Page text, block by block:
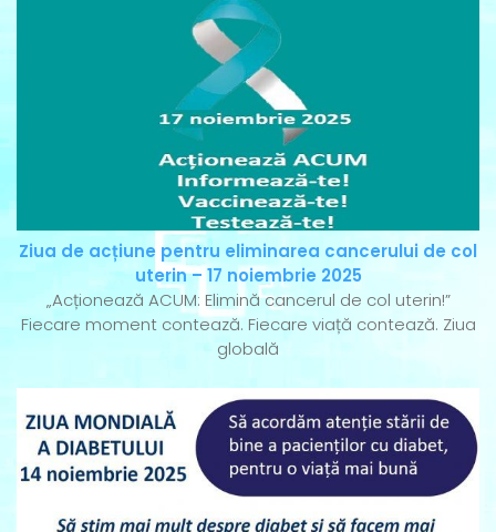
Ziua de acțiune pentru eliminarea cancerului de col
uterin – 17 noiembrie 2025
„Acționează ACUM: Elimină cancerul de col uterin!”
Fiecare moment contează. Fiecare viață contează. Ziua
globală